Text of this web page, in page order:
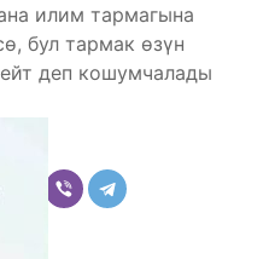
илим тармагына
бул тармак өзүн
деп кошумчалады